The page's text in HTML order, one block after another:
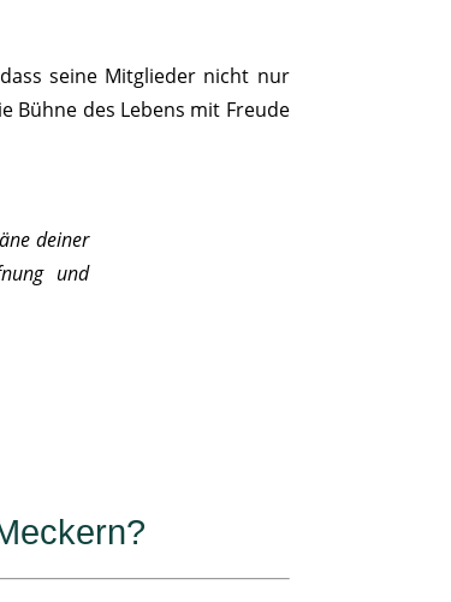
seine Mitglieder nicht nur
Bühne des Lebens mit Freude
deiner
und